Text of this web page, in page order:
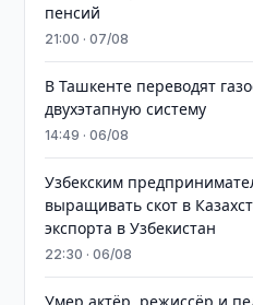
пенсий
21:00 · 07/08
В Ташкенте переводят
двухэтапную систему
14:49 · 06/08
Узбекским
выращивать скот в
экспорта в Узбекистан
22:30 · 06/08
Умер актёр, режиссёр и